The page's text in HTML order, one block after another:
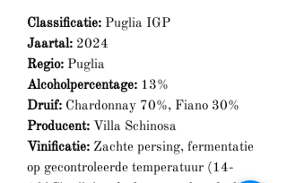
Classificatie: Puglia IGP
Jaartal: 2024
Regio: Puglia
Alcoholpercentage: 13%
Druif: Chardonnay 70%, Fiano 30%
Producent: Villa Schinosa
Vinificatie: Zachte persing, fermentatie
op gecontroleerde temperatuur (14-